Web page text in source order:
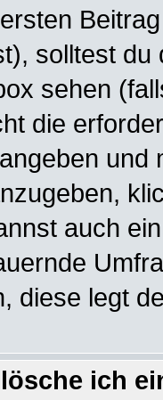
solltest
sehen
die
und
auch
diese legt
ich